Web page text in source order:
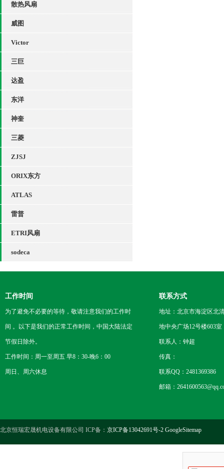
散热风扇
威图
Victor
三巨
达盈
东洋
神奎
三菱
ZJSJ
ORIX东方
ATLAS
雷普
ETRI风扇
sodeca
工作时间
为了避免不必要的等待，敬请注意我们的工作时
间 。以下是我们的正常工作时间，中国大陆法定
节假日除外。
工作时间：周一至周五 早8：30-晚6：00
周日、周六休息
联系方式
地址：北京市海淀区北
地中央广场12号楼603室
联系人：钟超
传真：
联系QQ：2481369386
邮箱：
北京恒瑞宏晟机电设备有限公司 ICP备： 京ICP备13042691号-2 GoogleSitemap